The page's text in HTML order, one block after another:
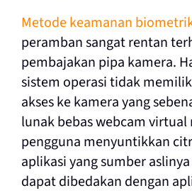
Metode keamanan
peramban sangat rentan
pembajakan pipa kamera.
sistem operasi tidak
akses ke kamera yang
lunak bebas webcam
pengguna menyuntikkan
aplikasi yang sumber
dapat dibedakan dengan